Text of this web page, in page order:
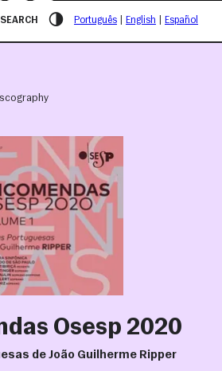
/governosp
SEARCH Português English Español
Osesp 2020
de João Guilherme Ripper